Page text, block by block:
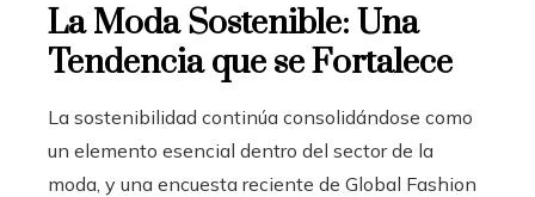
La Moda Sostenible: Una
Tendencia que se Fortalece
La sostenibilidad continúa consolidándose como
un elemento esencial dentro del sector de la
moda, y una encuesta reciente de Global Fashion